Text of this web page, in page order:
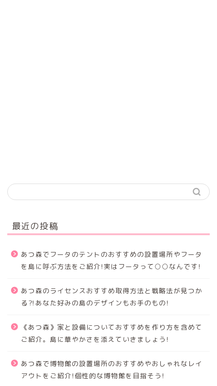
最近の投稿
あつ森でフータのテントのおすすめの設置場所やフータ
を島に呼ぶ方法をご紹介!実はフータって○○なんです!
あつ森のライセンスおすすめ取得方法と戦略法が見つか
る⁈あなた好みの島のデザインもお手のもの!
《あつ森》家と設備についておすすめを作り方を含めて
ご紹介。島に華やかさを添えていきましょう!
あつ森で博物館の設置場所のおすすめやおしゃれなレイ
アウトをご紹介!個性的な博物館を目指そう!